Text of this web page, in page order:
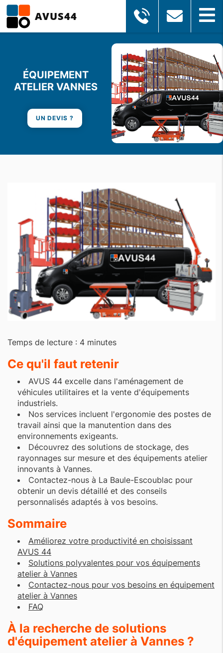
AVUS44
ÉQUIPEMENT
ATELIER VANNES
UN DEVIS ?
Temps de lecture : 4 minutes
Ce qu'il faut retenir
AVUS 44 excelle dans l'aménagement de
véhicules utilitaires et la vente d'équipements
industriels.
Nos services incluent l'ergonomie des postes de
travail ainsi que la manutention dans des
environnements exigeants.
Découvrez des solutions de stockage, des
rayonnages sur mesure et des équipements atelier
innovants à Vannes.
Contactez-nous à La Baule-Escoublac pour
obtenir un devis détaillé et des conseils
personnalisés adaptés à vos besoins.
Sommaire
Améliorez votre productivité en choisissant
AVUS 44
Solutions polyvalentes pour vos équipements
atelier à Vannes
Contactez-nous pour vos besoins en équipement
atelier à Vannes
FAQ
À la recherche de solutions
d'équipement atelier à Vannes ?